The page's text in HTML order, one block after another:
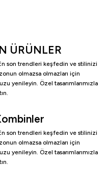
ÜRÜNLER
son trendleri keşfedin ve stilinizi
olmazsa olmazları için
yenileyin. Özel tasarımlarımızla
Kumaş Pantolon
TL
son trendleri keşfedin ve stilinizi
olmazsa olmazları için
yenileyin. Özel tasarımlarımızla